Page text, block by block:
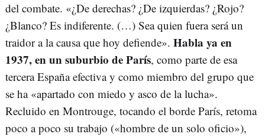
del combate. «¿De derechas? ¿De izquierdas? ¿Rojo?
¿Blanco? Es indiferente. (…) Sea quien fuera será un
traidor a la causa que hoy defiende». Habla ya en
1937, en un suburbio de París, como parte de esa
tercera España efectiva y como miembro del grupo que
se ha «apartado con miedo y asco de la lucha».
Recluido en Montrouge, tocando el borde París, retoma
poco a poco su trabajo («hombre de un solo oficio»),